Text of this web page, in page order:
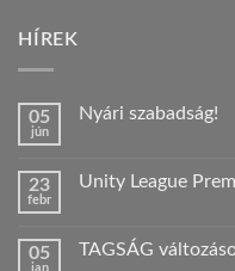
HÍREK
05
jún
Nyári szabadság!
Nyári
23
febr
Unity League
Unity
05
jan
TAGSÁG